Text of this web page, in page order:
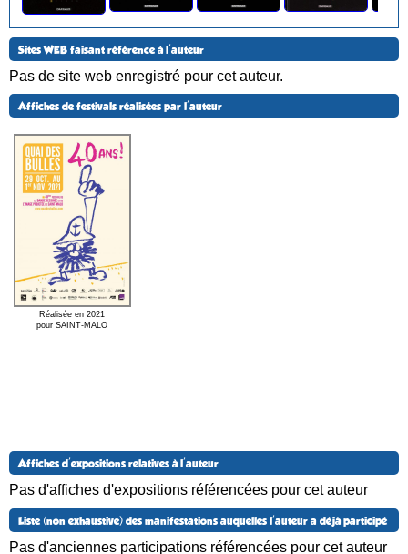
Sites WEB faisant référence à l'auteur
Pas de site web enregistré pour cet auteur.
Affiches de festivals réalisées par l'auteur
Réalisée en 2021
pour SAINT-MALO
Affiches d'expositions relatives à l'auteur
Pas d'affiches d'expositions référencées pour cet auteur
Liste (non exhaustive) des manifestations auquelles l'auteur a déjà participé
Pas d'anciennes participations référencées pour cet auteur